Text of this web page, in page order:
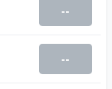
--
--